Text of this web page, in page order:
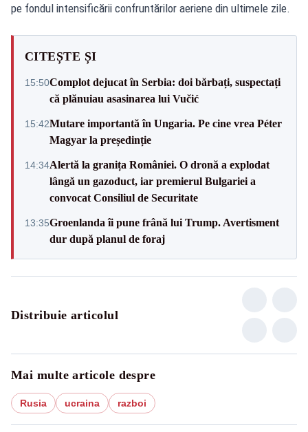
pe fondul intensificării confruntărilor aeriene din ultimele zile.
CITEȘTE ȘI
15:50Complot dejucat în Serbia: doi bărbați, suspectați
că plănuiau asasinarea lui Vučić
15:42Mutare importantă în Ungaria. Pe cine vrea Péter
Magyar la președinție
14:34Alertă la granița României. O dronă a explodat
lângă un gazoduct, iar premierul Bulgariei a
convocat Consiliul de Securitate
13:35Groenlanda îi pune frână lui Trump. Avertisment
dur după planul de foraj
Distribuie articolul
Mai multe articole despre
Rusia ucraina razboi